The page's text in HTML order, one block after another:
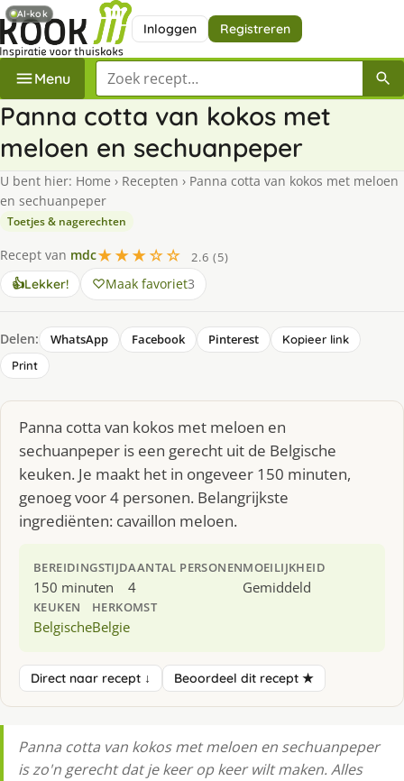
Inloggen Registreren
Menu Zoek een recept
Panna cotta van kokos met
meloen en sechuanpeper
U bent hier: Home › Recepten › Panna cotta van kokos met meloen
en sechuanpeper
Toetjes & nagerechten
Recept van mdc★★★☆☆
2.6 (5)
👍Lekker! Maak favoriet3
Delen: WhatsApp Facebook Pinterest
Kopieer link
Print
Panna cotta van kokos met meloen en
sechuanpeper is een gerecht uit de Belgische
keuken. Je maakt het in ongeveer 150 minuten,
genoeg voor 4 personen. Belangrijkste
ingrediënten: cavaillon meloen.
BEREIDINGSTIJD
150 minuten
AANTAL PERSONEN
4
MOEILIJKHEID
Gemiddeld
KEUKEN
Belgische
HERKOMST
Belgie
Direct naar recept ↓ Beoordeel dit recept ★
Panna cotta van kokos met meloen en sechuanpeper
is zo'n gerecht dat je keer op keer wilt maken. Alles
AI-kok